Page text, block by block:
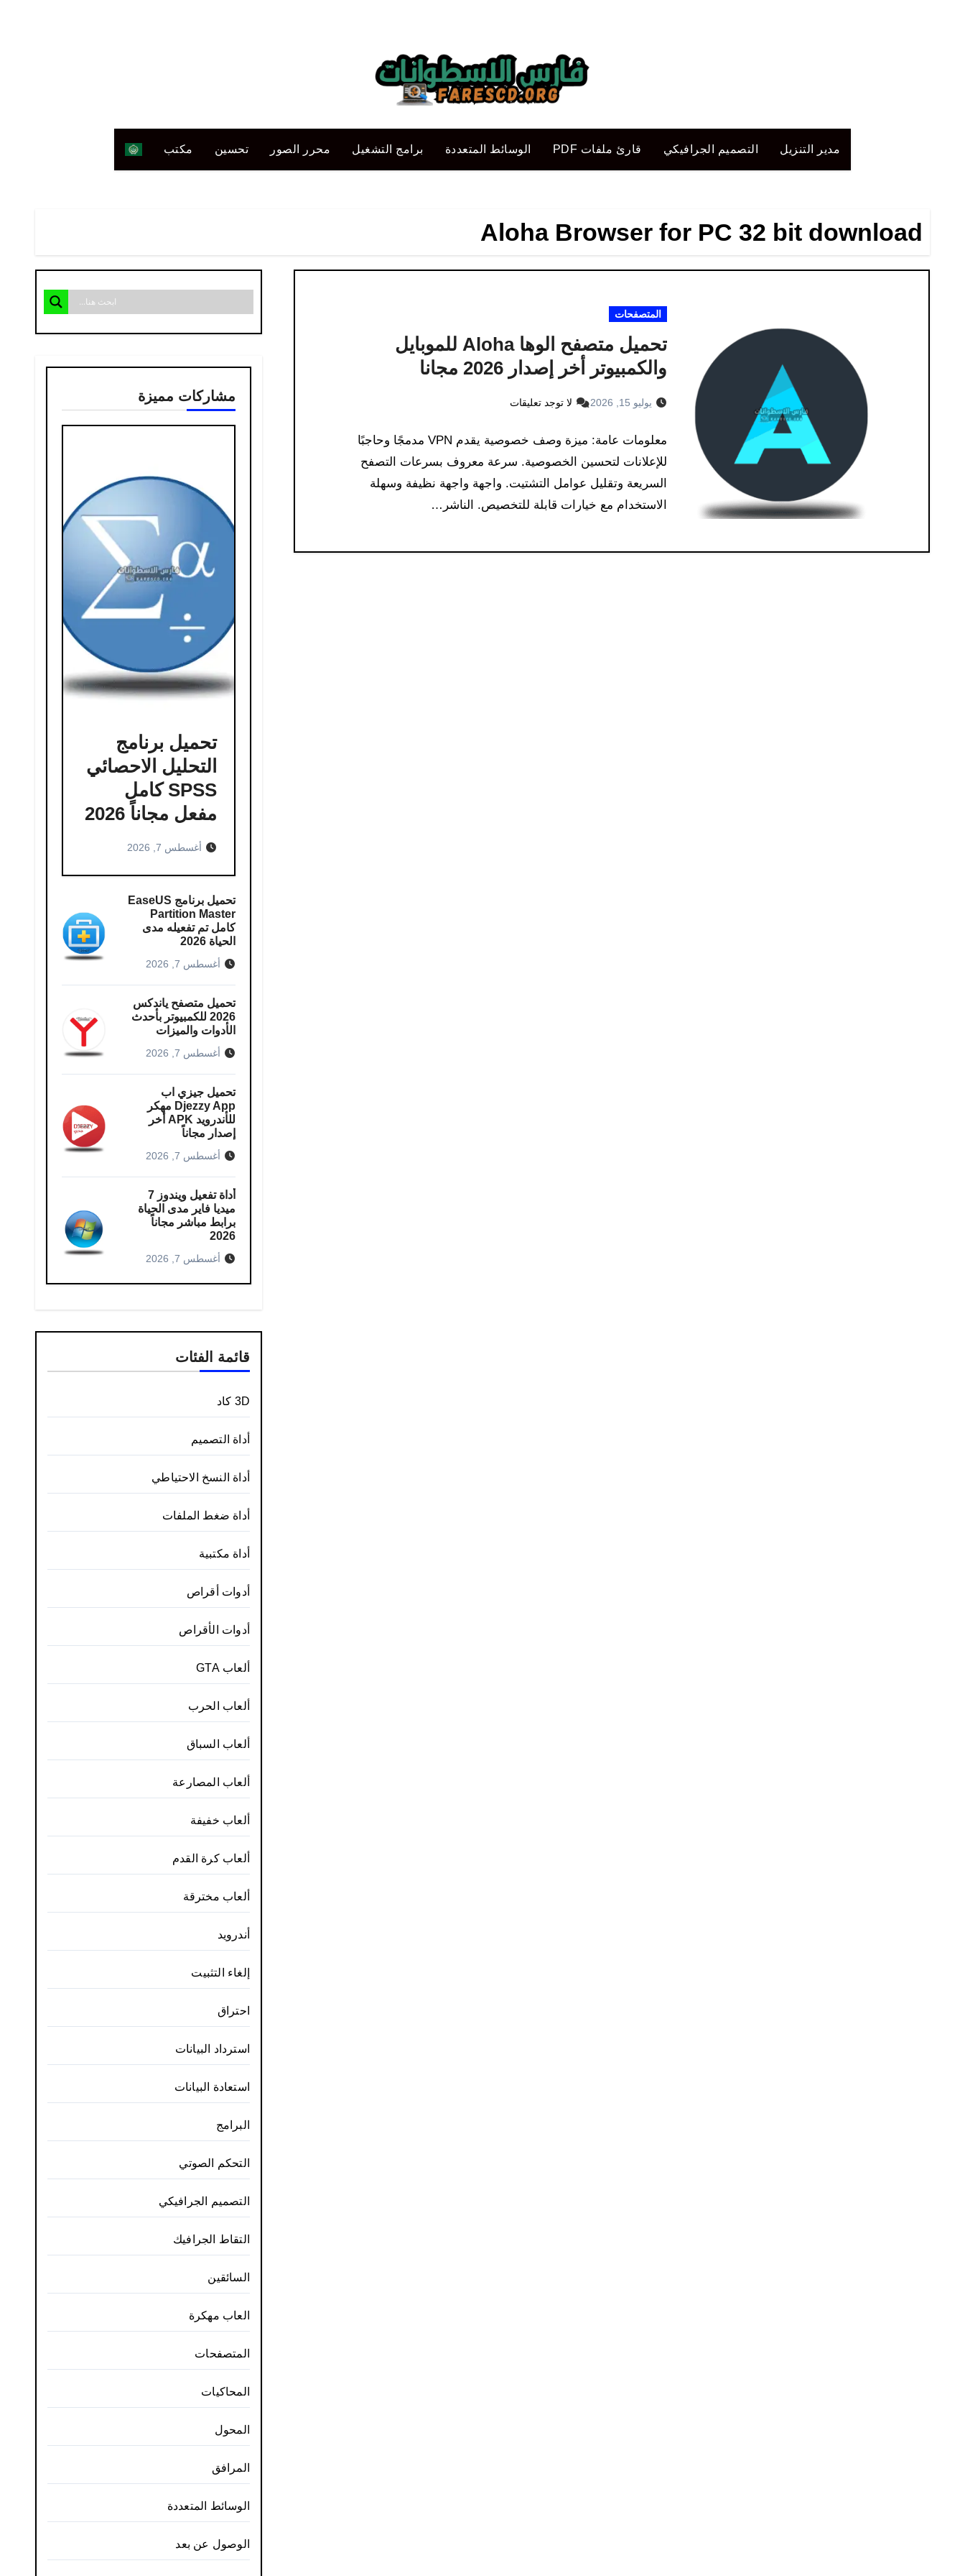
مدير التنزيل التصميم الجرافيكي قارئ ملفات PDF الوسائط المتعددة برامج التشغيل محرر الصور تحسين مكتب
Aloha Browser for PC 32 bit download
المتصفحات
تحميل متصفح الوها Aloha للموبايل
والكمبيوتر أخر إصدار 2026 مجانا
يوليو 15, 2026 لا توجد تعليقات
معلومات عامة: ميزة وصف خصوصية يقدم VPN مدمجًا وحاجبًا
للإعلانات لتحسين الخصوصية. سرعة معروف بسرعات التصفح
السريعة وتقليل عوامل التشتيت. واجهة واجهة نظيفة وسهلة
الاستخدام مع خيارات قابلة للتخصيص. الناشر…
مشاركات مميزة
تحميل برنامج
التحليل الاحصائي
SPSS كامل
مفعل مجاناً 2026
أغسطس 7, 2026
تحميل برنامج EaseUS
Partition Master
كامل​ تم تفعيله مدى
الحياة 2026
أغسطس 7, 2026
تحميل متصفح ياندكس
2026 للكمبيوتر بأحدث
الأدوات والميزات
أغسطس 7, 2026
تحميل جيزي اب
Djezzy App مهكر
للأندرويد APK أخر
إصدار مجاناً
أغسطس 7, 2026
أداة تفعيل ويندوز 7
ميديا فاير مدى الحياة
برابط مباشر مجاناً
2026
أغسطس 7, 2026
قائمة الفئات
3D كاد
أداة التصميم
أداة النسخ الاحتياطي
أداة ضغط الملفات
أداة مكتبية
أدوات أقراص
أدوات الأقراص
ألعاب GTA
ألعاب الحرب
ألعاب السباق
ألعاب المصارعة
ألعاب خفيفة
ألعاب كرة القدم
ألعاب مخترقة
أندرويد
إلغاء التثبيت
احتراق
استرداد البيانات
استعادة البيانات
البرامج
التحكم الصوتي
التصميم الجرافيكي
التقاط الجرافيك
السائقين
العاب مهكرة
المتصفحات
المحاكيات
المحول
المرافق
الوسائط المتعددة
الوصول عن بعد